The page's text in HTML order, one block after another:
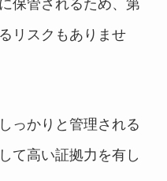
リスクもありませ
っかりと管理される
て高い証拠力を有し